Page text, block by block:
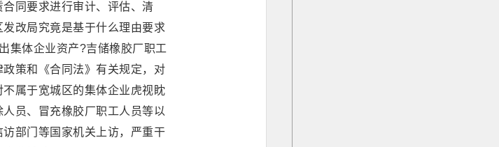
同要求进行审计、评估、清
改局究竟是基于什么理由要求
集体企业资产?吉储橡胶厂职工
策和《合同法》有关规定，对
属于宽城区的集体企业虎视眈
员、冒充橡胶厂职工人员等以
部门等国家机关上访，严重干